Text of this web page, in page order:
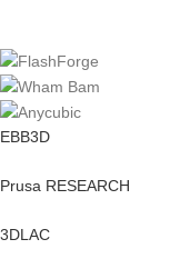
EBB3D
Prusa RESEARCH
3DLAC